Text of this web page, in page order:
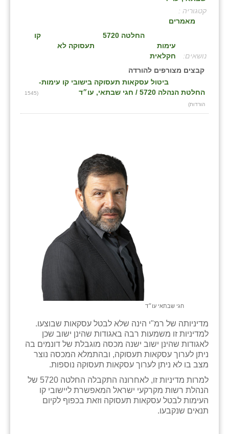
קטגוריה :
מאמרים
:
החלטה 5720
קו
עימות
תעסוקה לא
חקלאית
קבצים מצורפים להורדה
ביטול עסקאות תעסוקה בישובי קו עימות-
החלטת הנהלה 5720 / חגי שבתאי, עו״ד
(1545
הורדות)
חגי שבתאי עו״ד
מדיניותה של רמ"י הינה שלא לבטל עסקאות שבוצעו.
למדיניות זו משמעות רבה באגודות שהינן ישוב שכן
לאגודות שהינן ישוב ישנה מכסה מוגבלת של דונמים בה
ניתן לערוך עסקאות תעסוקה, ובהתמלא המכסה נוצר
מצב בו לא ניתן לערוך עסקאות תעסוקה נוספות.
למרות מדיניות זו, לאחרונה התקבלה החלטה 5720 של
הנהלת רשות מקרקעי ישראל המאפשרת ליישובי קו
העימות לבטל עסקאות תעסוקה וזאת בכפוף לקיום
תנאים שנקבעו.
בני ציון
בקעות
ֿגבעת שפירא
גן הדרום
גן השומרון
חרב לאת
יבול (מורג)
יקנעם
כליל
יד השמונה